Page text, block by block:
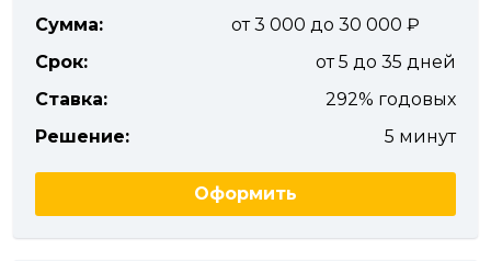
Сумма:
от 3 000 до 30 000
Срок:
от 5 до 35 дней
Ставка:
292% годовых
Решение:
5 минут
Оформить